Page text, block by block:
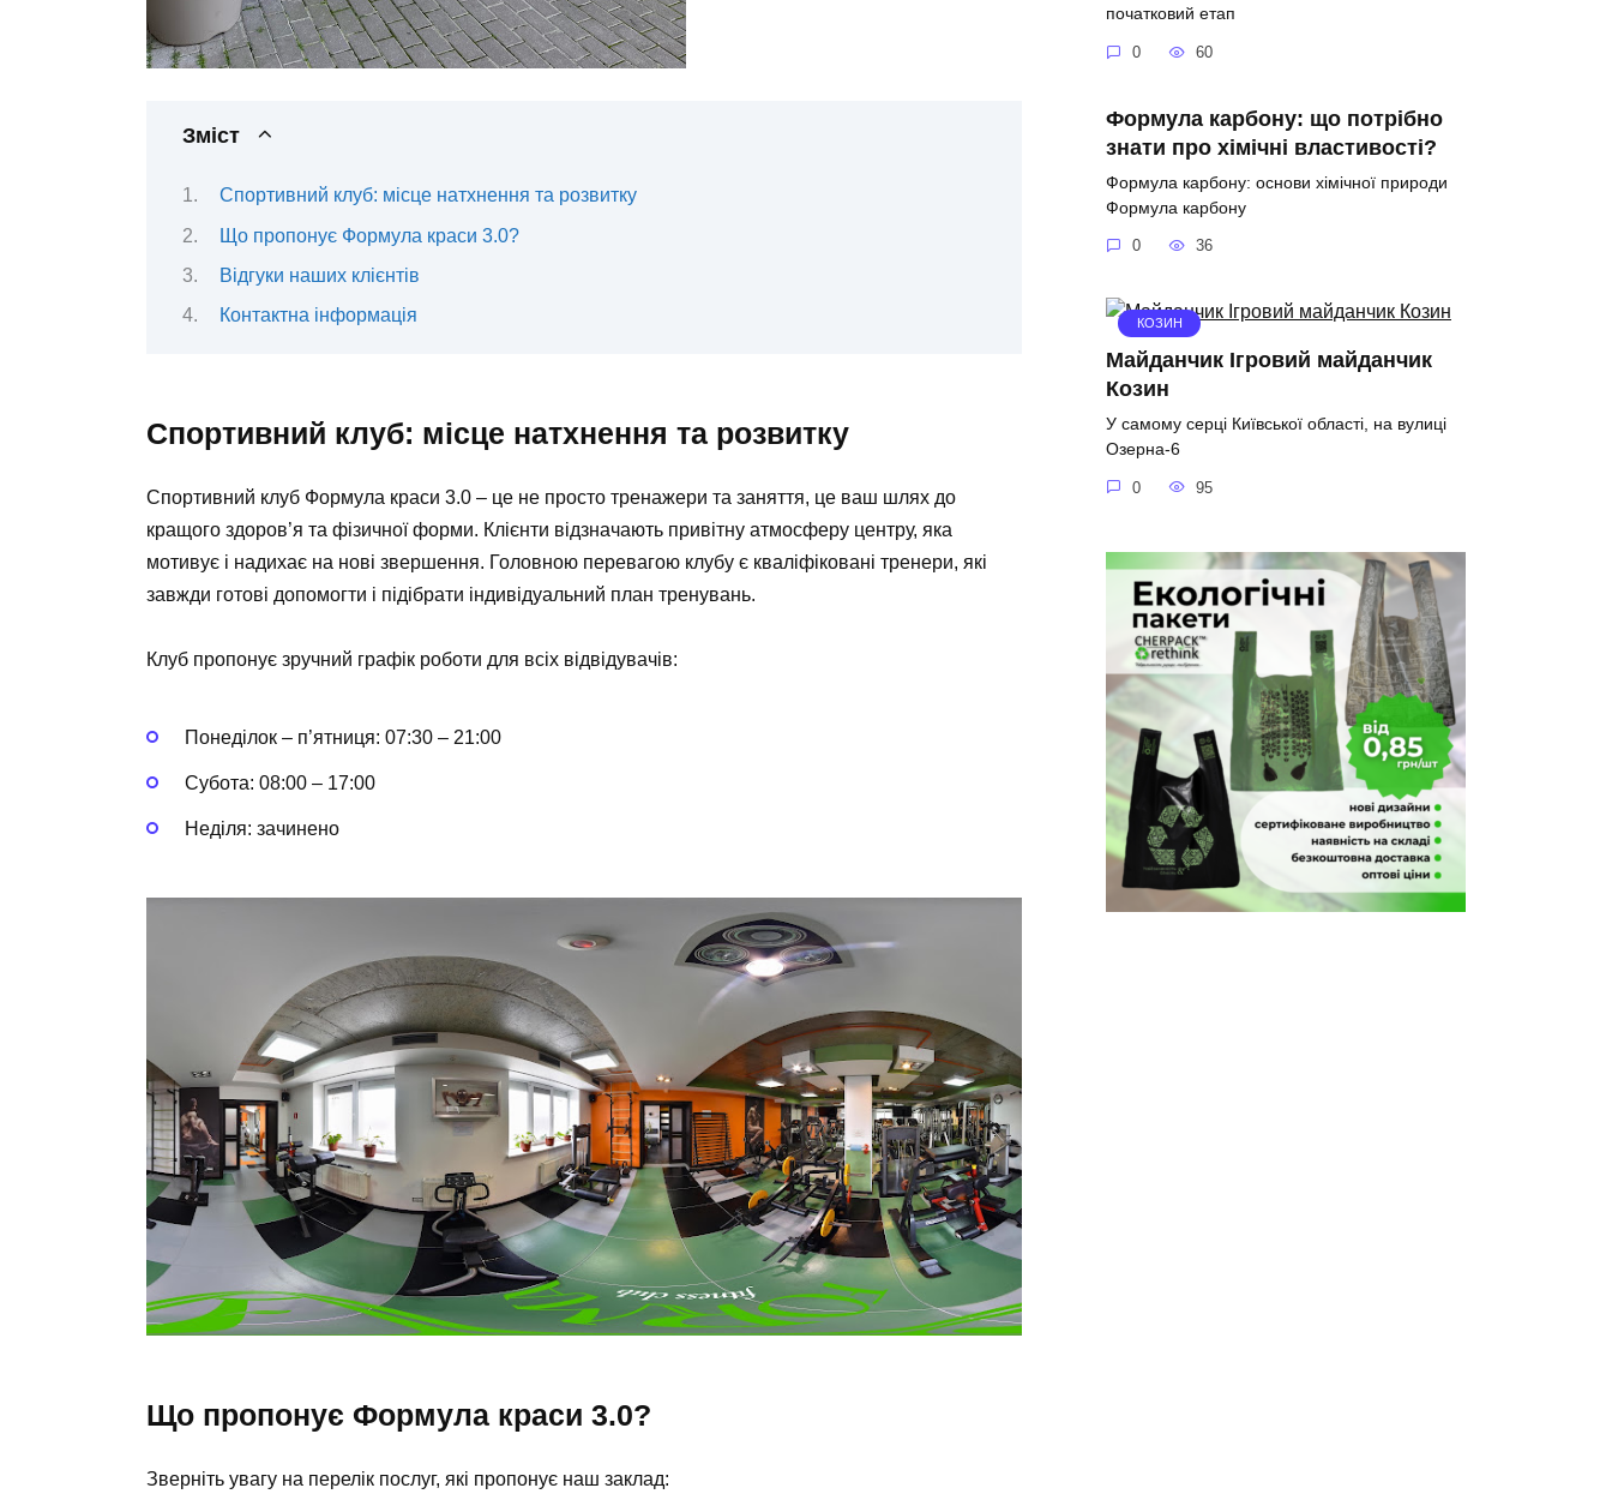
Зміст
Спортивний клуб: місце натхнення та розвитку
Що пропонує Формула краси 3.0?
Відгуки наших клієнтів
Контактна інформація
Спортивний клуб: місце натхнення та розвитку
Спортивний клуб Формула краси 3.0 – це не просто тренажери та заняття, це ваш шлях до
кращого здоров’я та фізичної форми. Клієнти відзначають привітну атмосферу центру, яка
мотивує і надихає на нові звершення. Головною перевагою клубу є кваліфіковані тренери, які
завжди готові допомогти і підібрати індивідуальний план тренувань.
Клуб пропонує зручний графік роботи для всіх відвідувачів:
Понеділок – п’ятниця: 07:30 – 21:00
Субота: 08:00 – 17:00
Неділя: зачинено
Що пропонує Формула краси 3.0?
Зверніть увагу на перелік послуг, які пропонує наш заклад:
початковий етап
0 60
Формула карбону: що потрібно
знати про хімічні властивості?
Формула карбону: основи хімічної природи
Формула карбону
0 36
КОЗИН
Майданчик Ігровий майданчик
Козин
У самому серці Київської області, на вулиці
Озерна-6
0 95